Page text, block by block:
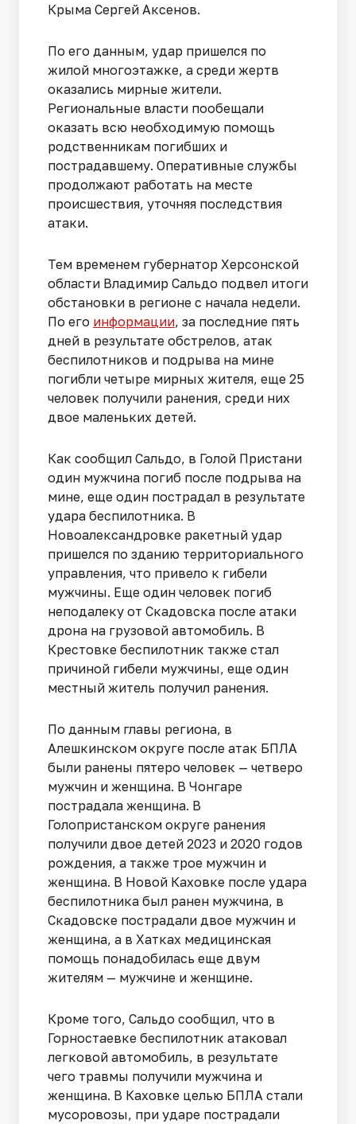
Крыма Сергей Аксенов.
По его данным, удар пришелся по
жилой многоэтажке, а среди жертв
оказались мирные жители.
Региональные власти пообещали
оказать всю необходимую помощь
родственникам погибших и
пострадавшему. Оперативные службы
продолжают работать на месте
происшествия, уточняя последствия
атаки.
Тем временем губернатор Херсонской
области Владимир Сальдо подвел итоги
обстановки в регионе с начала недели.
По его информации, за последние пять
дней в результате обстрелов, атак
беспилотников и подрыва на мине
погибли четыре мирных жителя, еще 25
человек получили ранения, среди них
двое маленьких детей.
Как сообщил Сальдо, в Голой Пристани
один мужчина погиб после подрыва на
мине, еще один пострадал в результате
удара беспилотника. В
Новоалександровке ракетный удар
пришелся по зданию территориального
управления, что привело к гибели
мужчины. Еще один человек погиб
неподалеку от Скадовска после атаки
дрона на грузовой автомобиль. В
Крестовке беспилотник также стал
причиной гибели мужчины, еще один
местный житель получил ранения.
По данным главы региона, в
Алешкинском округе после атак БПЛА
были ранены пятеро человек — четверо
мужчин и женщина. В Чонгаре
пострадала женщина. В
Голопристанском округе ранения
получили двое детей 2023 и 2020 годов
рождения, а также трое мужчин и
женщина. В Новой Каховке после удара
беспилотника был ранен мужчина, в
Скадовске пострадали двое мужчин и
женщина, а в Хатках медицинская
помощь понадобилась еще двум
жителям — мужчине и женщине.
Кроме того, Сальдо сообщил, что в
Горностаевке беспилотник атаковал
легковой автомобиль, в результате
чего травмы получили мужчина и
женщина. В Каховке целью БПЛА стали
мусоровозы, при ударе пострадали